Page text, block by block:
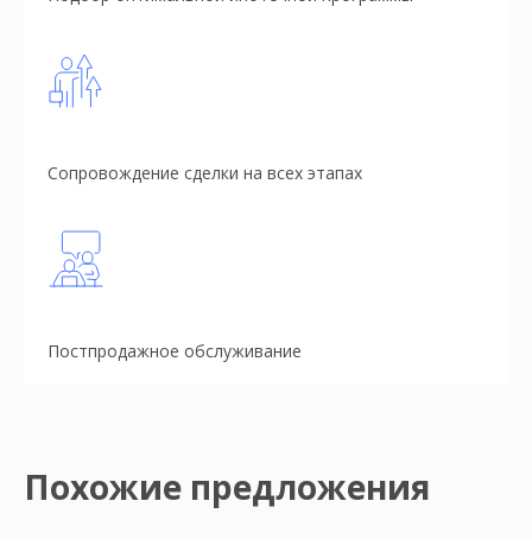
Сопровождение сделки на всех этапах
Постпродажное обслуживание
Похожие предложения